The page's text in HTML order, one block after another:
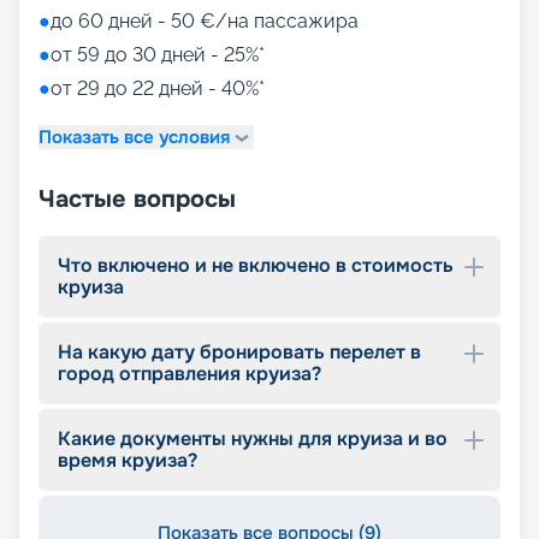
самые яркие впечатления остаются от
увлекательных экскурсий в интереснейших
оборудованы разновозрастные клубы и игровые
«Круиз.онлайн»
Маршруты MSC Meraviglia в 2026 - 2027 годах
пролегают у берегов Америки. На нашем сайте
круизов, схемы палуб, цены на путевки,
описание кают, фото интерьеров. Опытные
помогут вам подобрать оптимальный вариант,
оформить документы, будут оказывать
●до 60 дней - 50 €/на пассажира
●от 59 до 30 дней - 25%*
●от 29 до 22 дней - 40%*
Показать все условия
Частые вопросы
Что включено и не включено в стоимость
круиза
На какую дату бронировать перелет в
город отправления круиза?
Какие документы нужны для круиза и во
время круиза?
Показать все вопросы (9)